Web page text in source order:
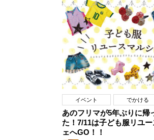
イベント でかける
あのフリマが5年ぶりに帰
た！7/11は子ども服リユ
ェへGO！！